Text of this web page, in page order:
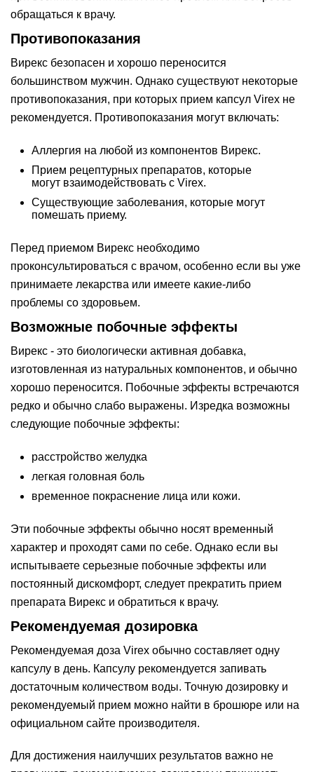
обращаться к врачу.
Противопоказания
Вирекс безопасен и хорошо переносится
большинством мужчин. Однако существуют некоторые
противопоказания, при которых прием капсул Virex не
рекомендуется. Противопоказания могут включать:
Аллергия на любой из компонентов Вирекс.
Прием рецептурных препаратов, которые
могут взаимодействовать с Virex.
Существующие заболевания, которые могут
помешать приему.
Перед приемом Вирекс необходимо
проконсультироваться с врачом, особенно если вы уже
принимаете лекарства или имеете какие-либо
проблемы со здоровьем.
Возможные побочные эффекты
Вирекс - это биологически активная добавка,
изготовленная из натуральных компонентов, и обычно
хорошо переносится. Побочные эффекты встречаются
редко и обычно слабо выражены. Изредка возможны
следующие побочные эффекты:
расстройство желудка
легкая головная боль
временное покраснение лица или кожи.
Эти побочные эффекты обычно носят временный
характер и проходят сами по себе. Однако если вы
испытываете серьезные побочные эффекты или
постоянный дискомфорт, следует прекратить прием
препарата Вирекс и обратиться к врачу.
Рекомендуемая дозировка
Рекомендуемая доза Virex обычно составляет одну
капсулу в день. Капсулу рекомендуется запивать
достаточным количеством воды. Точную дозировку и
рекомендуемый прием можно найти в брошюре или на
официальном сайте производителя.
Для достижения наилучших результатов важно не